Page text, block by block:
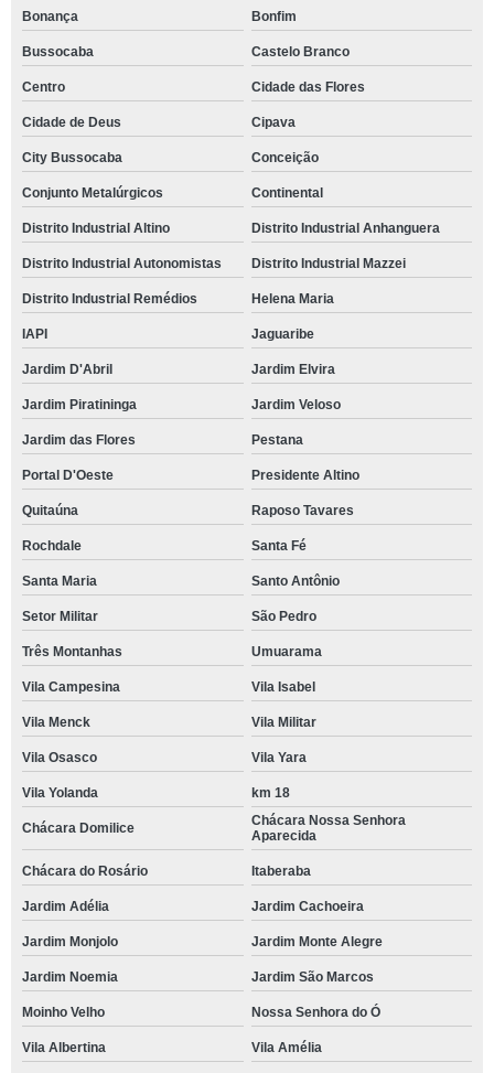
Bonança Bonfim
Bussocaba Castelo Branco
Centro Cidade das Flores
Cidade de Deus Cipava
City Bussocaba Conceição
Conjunto Metalúrgicos Continental
Distrito Industrial Altino Distrito Industrial Anhanguera
Distrito Industrial Autonomistas Distrito Industrial Mazzei
Distrito Industrial Remédios Helena Maria
IAPI Jaguaribe
Jardim D'Abril Jardim Elvira
Jardim Piratininga Jardim Veloso
Jardim das Flores Pestana
Portal D'Oeste Presidente Altino
Quitaúna Raposo Tavares
Rochdale Santa Fé
Santa Maria Santo Antônio
Setor Militar São Pedro
Três Montanhas Umuarama
Vila Campesina Vila Isabel
Vila Menck Vila Militar
Vila Osasco Vila Yara
Vila Yolanda km 18
Chácara Domilice
Chácara Nossa Senhora
Aparecida
Chácara do Rosário Itaberaba
Jardim Adélia Jardim Cachoeira
Jardim Monjolo Jardim Monte Alegre
Jardim Noemia Jardim São Marcos
Moinho Velho Nossa Senhora do Ó
Vila Albertina Vila Amélia